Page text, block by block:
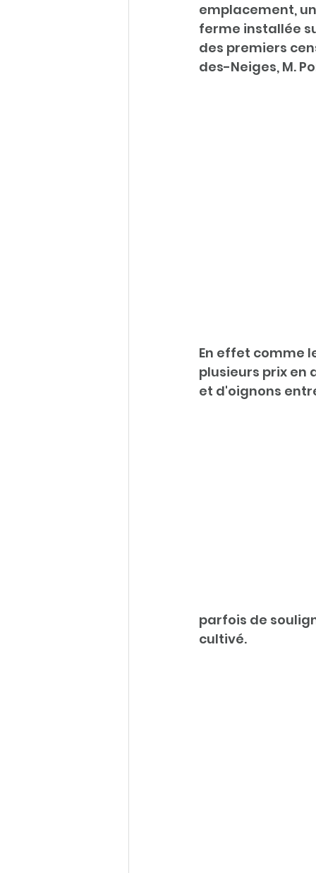
emplacement,
ferme installée
des premiers
des-Neiges, M.
En effet comme
plusieurs prix en
et d'oignons
parfois de
cultivé.